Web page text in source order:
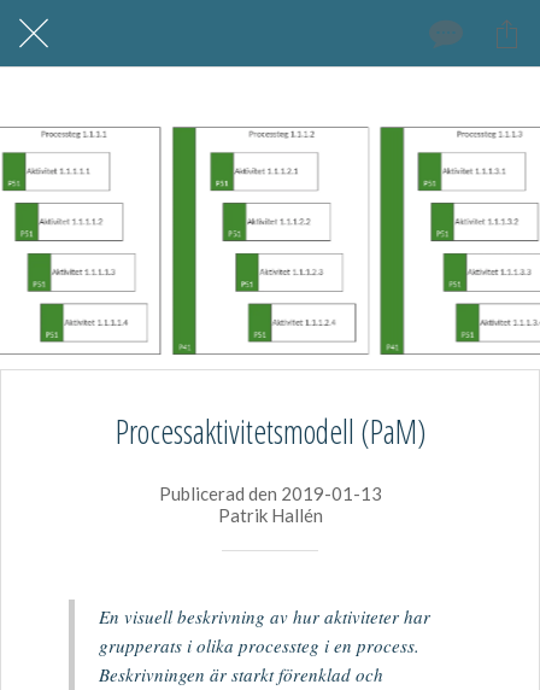
Processaktivitetsmodell (PaM)
Publicerad den 2019-01-13
Patrik Hallén
En visuell beskrivning av hur aktiviteter har
grupperats i olika processteg i en process.
Beskrivningen är starkt förenklad och